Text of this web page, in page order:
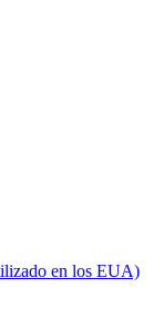
en los EUA)